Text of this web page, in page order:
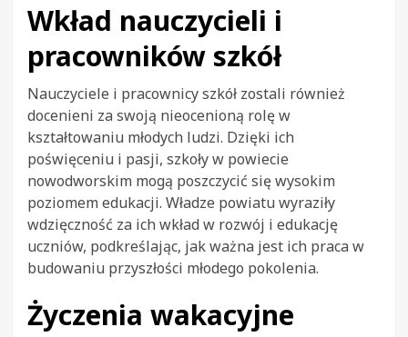
Wkład nauczycieli i
pracowników szkół
Nauczyciele i pracownicy szkół zostali również
docenieni za swoją nieocenioną rolę w
kształtowaniu młodych ludzi. Dzięki ich
poświęceniu i pasji, szkoły w powiecie
nowodworskim mogą poszczycić się wysokim
poziomem edukacji. Władze powiatu wyraziły
wdzięczność za ich wkład w rozwój i edukację
uczniów, podkreślając, jak ważna jest ich praca w
budowaniu przyszłości młodego pokolenia.
Życzenia wakacyjne